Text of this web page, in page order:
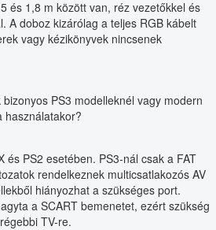
és 1,8 m között van, réz vezetőkkel és
A doboz kizárólag a teljes RGB kábelt
vagy kézikönyvek nincsenek
PS3 modelleknél vagy modern
használatakor?
és PS2 esetében. PS3-nál csak a FAT
rendelkeznek multicsatlakozós AV
hiányozhat a szükséges port.
a SCART bemenetet, ezért szükség
TV-re.